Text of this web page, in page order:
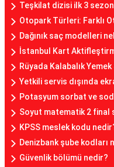
Teşkilat dizisi ilk 3
Otopark Türleri: Farklı
Dağınık saç modelleri
İstanbul Kart
Rüyada Kalabalık
Yetkili servis dışında
Potasyum sorbat ve
Soyut matematik 2 final
KPSS meslek kodu
Denizbank şube kodları
Güvenlik bölümü nedir?